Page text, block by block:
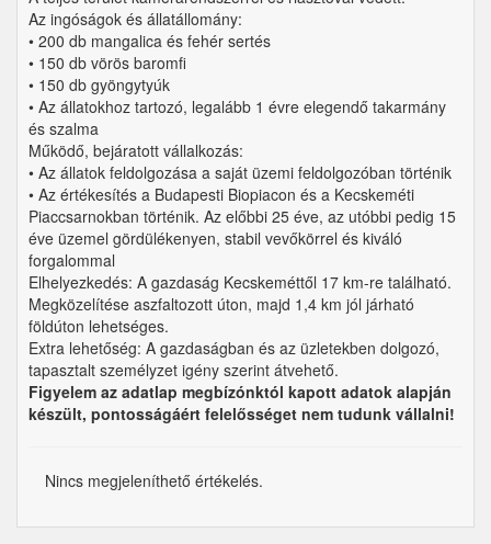
Az ingóságok és állatállomány:
• 200 db mangalica és fehér sertés
• 150 db vörös baromfi
• 150 db gyöngytyúk
• Az állatokhoz tartozó, legalább 1 évre elegendő takarmány
és szalma
Működő, bejáratott vállalkozás:
• Az állatok feldolgozása a saját üzemi feldolgozóban történik
• Az értékesítés a Budapesti Biopiacon és a Kecskeméti
Piaccsarnokban történik. Az előbbi 25 éve, az utóbbi pedig 15
éve üzemel gördülékenyen, stabil vevőkörrel és kiváló
forgalommal
Elhelyezkedés: A gazdaság Kecskeméttől 17 km-re található.
Megközelítése aszfaltozott úton, majd 1,4 km jól járható
földúton lehetséges.
Extra lehetőség: A gazdaságban és az üzletekben dolgozó,
tapasztalt személyzet igény szerint átvehető.
Figyelem az adatlap megbízónktól kapott adatok alapján
készült, pontosságáért felelősséget nem tudunk vállalni!
Nincs megjeleníthető értékelés.